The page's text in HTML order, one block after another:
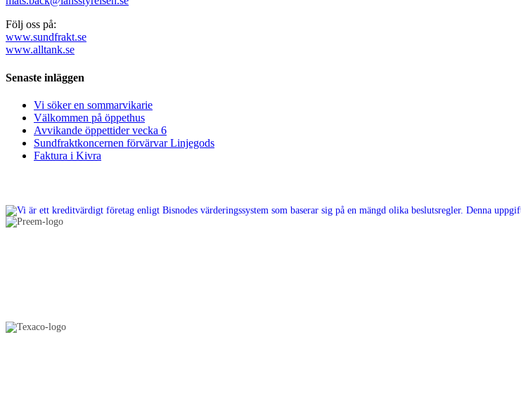
Följ oss på:
www.sundfrakt.se
www.alltank.se
Senaste inläggen
Vi söker en sommarvikarie
Välkommen på öppethus
Avvikande öppettider vecka 6
Sundfraktkoncernen förvärvar Linjegods
Faktura i Kivra